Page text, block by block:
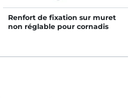
Renfort de fixation sur muret
non réglable pour cornadis